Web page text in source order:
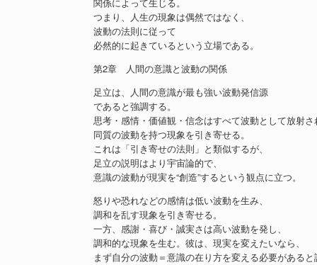
つまり、人生の現象は偶然ではなく、
波動の法則に従って
必然的に起きているという立場である。
第2章 人間の意識と波動の関係
足立は、人間の意識が最も強い波動発信源
であると強調する。
思考・感情・価値観・信念はすべて波動として放射さ
同質の波動を持つ現象を引き寄せる。
これは「引き寄せの法則」と類似するが、
足立の説明はより宇宙論的で、
意識の波動が現実を“創造”するという観点に立つ。
怒りや恐れなどの感情は低い波動を生み、
調和を乱す現象を引き寄せる。
一方、感謝・喜び・誠実さは高い波動を発し、
調和的な現象を生む。彼は、現実を変えたいなら、
まず自分の波動＝意識の在り方を変える必要があると